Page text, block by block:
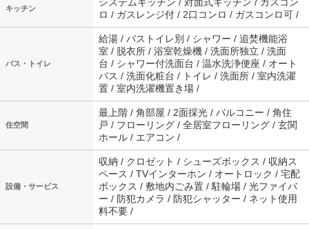
キッチン
ロ / ガスレンジ付 / 2口コンロ / ガスコンロ可 /
バス・トイレ
給湯 / バストイレ別 / シャワー / 追焚機能浴
室 / 脱衣所 / 浴室乾燥機 / 洗面所独立 / 洗面
台 / シャワー付洗面台 / 温水洗浄便座 / オート
バス / 洗面化粧台 / トイレ / 洗面所 / 室内洗濯
置 / 室内洗濯機置き場 /
住空間
最上階 / 角部屋 / 2面採光 / バルコニー / 角住
戸 / フローリング / 全居室フローリング / 玄関
ホール / エアコン /
設備・サービス
収納 / クロゼット / シューズボックス / 収納ス
ペース / TVインターホン / オートロック / 宅配
ボックス / 敷地内ごみ置 / 駐輪場 / 光ファイバ
ー / 防犯カメラ / 防犯シャッター / ネット使用
料不要 /